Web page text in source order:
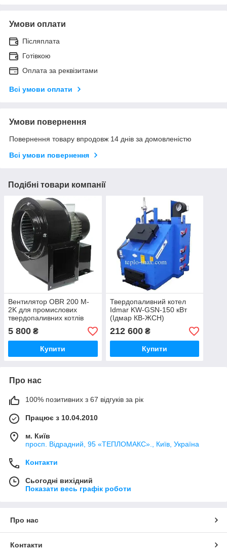
Умови оплати
Післяплата
Готівкою
Оплата за реквізитами
Всі умови оплати
Умови повернення
Повернення товару впродовж 14 днів за домовленістю
Всі умови повернення
Подібні товари компанії
Вентилятор OBR 200 M-
2K для промислових
твердопаливних котлів
5 800 ₴
Купити
Твердопаливний котел
Idmar KW-GSN-150 кВт
(Ідмар КВ-ЖСН)
212 600₴
Купити
Про нас
100% позитивних з 67 відгуків за рік
Працює з 10.04.2010
м. Київ
просп. Відрадний, 95 «ТЕПЛОМАКС»., Київ, Україна
Контакти
Сьогодні вихідний
Показати весь графік роботи
Про нас
Контакти